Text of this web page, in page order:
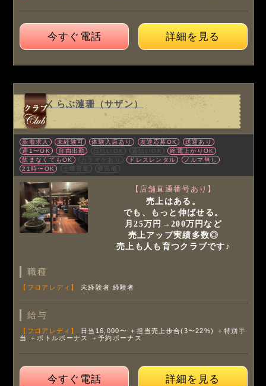
今すぐ電話 詳細を見る
くらぶ漣珊（サザン）
新着求人 未経験可 体験入店あり 友達応募OK
送迎あり
週1〜OK
自由出勤 日払いOK 週払いOK
終電上がりOK
飲まなくてもOK
カラオケあり ドレスレンタル
ノルマ無し
21時〜OK
土曜営業 寮完備
【店舗直通番号あり】
売上はある。
でも、もっと伸ばせる。
月25万円→200万円など
売上アップ実績多数◎
売上も人も育つクラブです♪
職種
【フロアレディ】 未経験者 経験者
給与
【フロアレディ】 日当16,000〜 ＋担当売上歩合(3〜22%)
＋特別手
当
＋ボトルボーナス ＋予約ボーナス
今すぐ電話 詳細を見る